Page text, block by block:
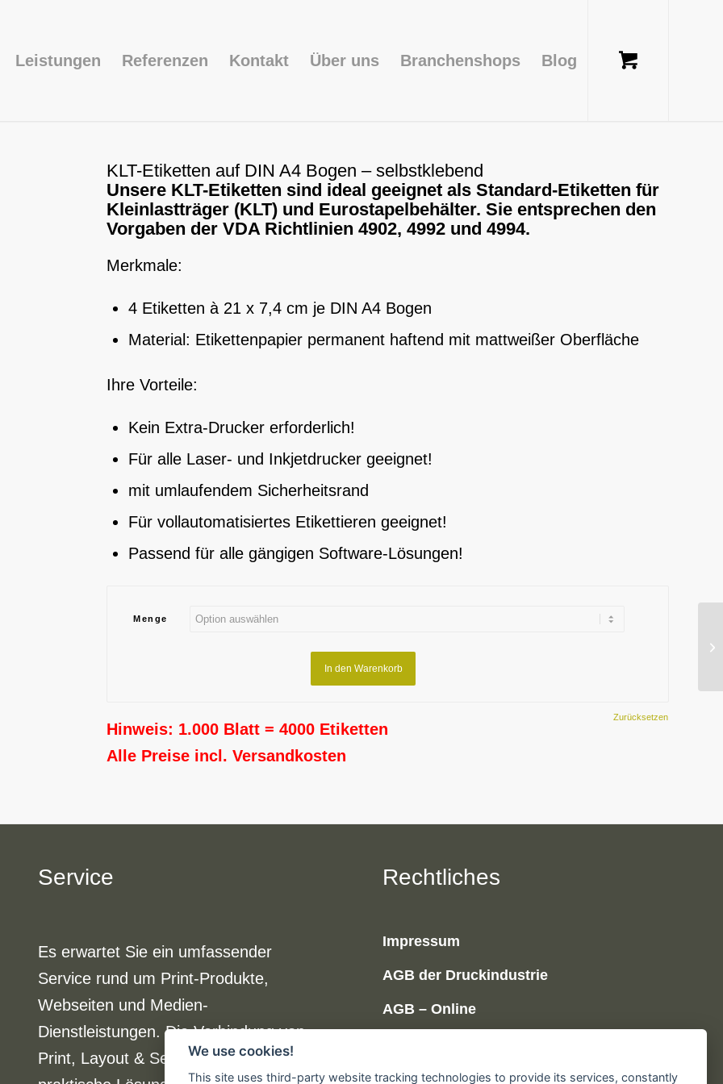
Leistungen Referenzen Kontakt Über uns Branchenshops Blog
KLT-Etiketten auf DIN A4 Bogen – selbstklebend
Unsere KLT-Etiketten sind ideal geeignet als Standard-Etiketten für
Kleinlastträger (KLT) und Eurostapelbehälter. Sie entsprechen den
Vorgaben der VDA Richtlinien 4902, 4992 und 4994.
Merkmale:
4 Etiketten à 21 x 7,4 cm je DIN A4 Bogen
Material: Etikettenpapier permanent haftend mit mattweißer Oberfläche
Ihre Vorteile:
Kein Extra-Drucker erforderlich!
Für alle Laser- und Inkjetdrucker geeignet!
mit umlaufendem Sicherheitsrand
Für vollautomatisiertes Etikettieren geeignet!
Passend für alle gängigen Software-Lösungen!
Menge
Zurücksetzen
In den Warenkorb
Hinweis: 1.000 Blatt = 4000 Etiketten
Alle Preise incl. Versandkosten
Service
Es erwartet Sie ein umfassender
Service rund um Print-Produkte,
Webseiten und Medien-
Dienstleistungen. Die Verbindung von
Print, Layout & Service liefert
Rechtliches
Impressum
AGB der Druckindustrie
AGB – Online
Datenschutz
We use cookies!
This site uses third-party website tracking technologies to provide its services, constantly